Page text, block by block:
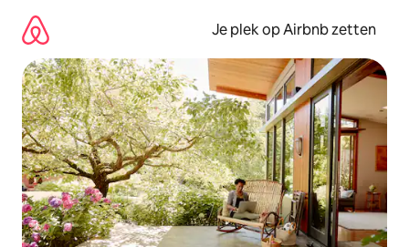
direct
naar
inhoud
Je plek op Airbnb zetten